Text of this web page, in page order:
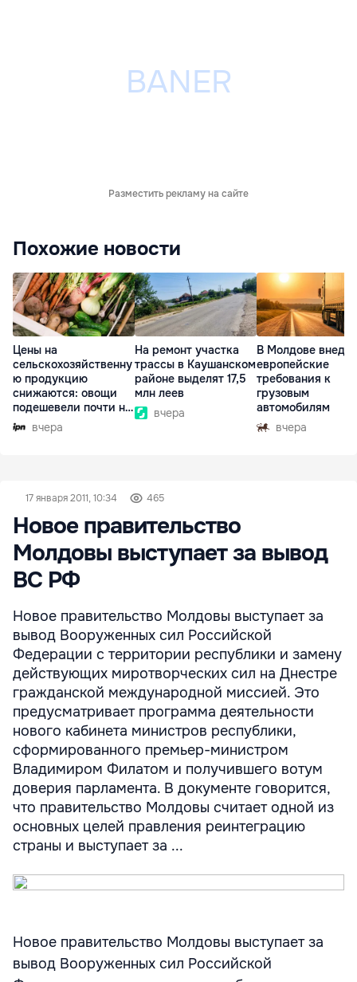
Разместить рекламу на сайте
Похожие новости
Цены на
сельскохозяйственну
ю продукцию
снижаются: овощи
подешевели почти на
30%вчера
На ремонт участка
трассы в Каушанском
районе выделят 17,5
млн леев
вчера
В Молдове
европейские
требования к
грузовым
автомобилям
вчера
17 января 2011, 10:34 465
Новое правительство
Молдовы выступает за вывод
ВС РФ
Новое правительство Молдовы выступает за
вывод Вооруженных сил Российской
Федерации с территории республики и замену
действующих миротворческих сил на Днестре
гражданской международной миссией. Это
предусматривает программа деятельности
нового кабинета министров республики,
сформированного премьер-министром
Владимиром Филатом и получившего вотум
доверия парламента. В документе говорится,
что правительство Молдовы считает одной из
основных целей правления реинтеграцию
страны и выступает за ...
Новое правительство Молдовы выступает за
вывод Вооруженных сил Российской